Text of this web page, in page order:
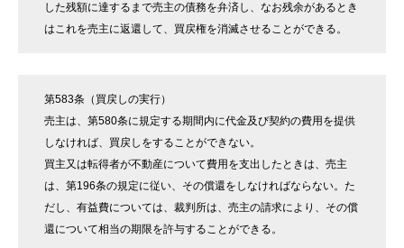
した残額に達するまで売主の債務を弁済し、なお残余があるとき
はこれを売主に返還して、買戻権を消滅させることができる。
第583条（買戻しの実行）
売主は、第580条に規定する期間内に代金及び契約の費用を提供
しなければ、買戻しをすることができない。
買主又は転得者が不動産について費用を支出したときは、売主
は、第196条の規定に従い、その償還をしなければならない。た
だし、有益費については、裁判所は、売主の請求により、その償
還について相当の期限を許与することができる。